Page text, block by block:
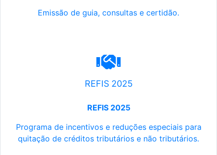
Emissão de guia, consultas e certidão.
REFIS 2025
REFIS 2025
Programa de incentivos e reduções especiais para
quitação de créditos tributários e não tributários.